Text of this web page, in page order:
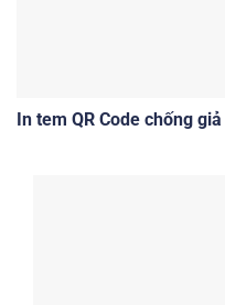
In tem QR Code chống